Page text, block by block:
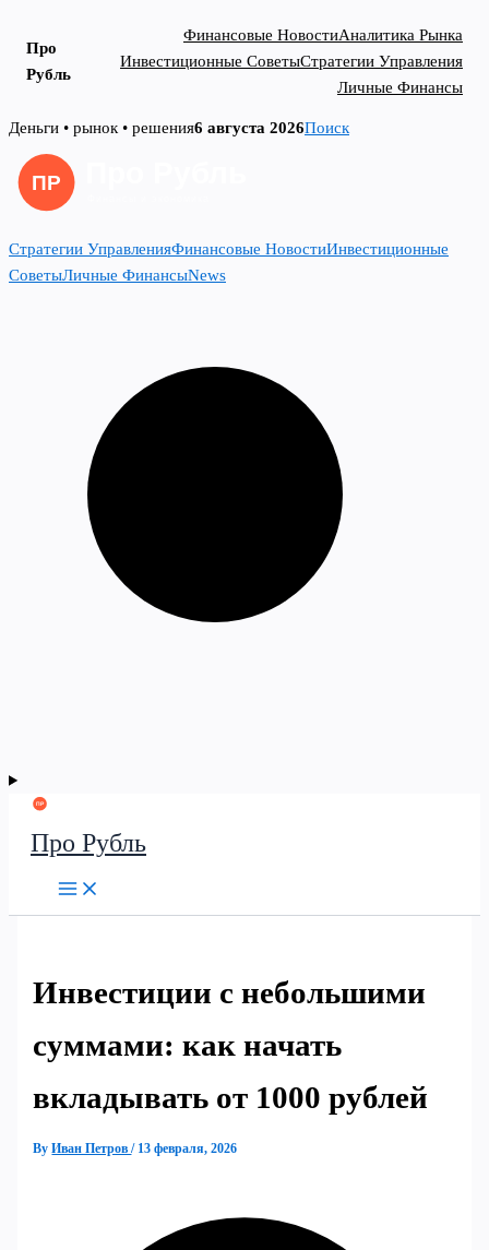
Про
Рубль
Финансовые НовостиАналитика Рынка
Инвестиционные СоветыСтратегии Управления
Личные Финансы
Skip
content
Деньги • рынок • решения6 августа 2026Поиск
Стратегии УправленияФинансовые НовостиИнвестиционные
СоветыЛичные ФинансыNews
Про Рубль
Инвестиции с небольшими
суммами: как начать
вкладывать от 1000 рублей
ByИван Петров/ 13 февраля, 2026